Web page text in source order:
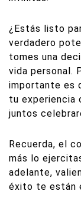
¿Estás listo
verdadero
tomes una
vida personal.
importante es
tu experiencia
juntos
Recuerda, el
más lo
adelante,
éxito te están